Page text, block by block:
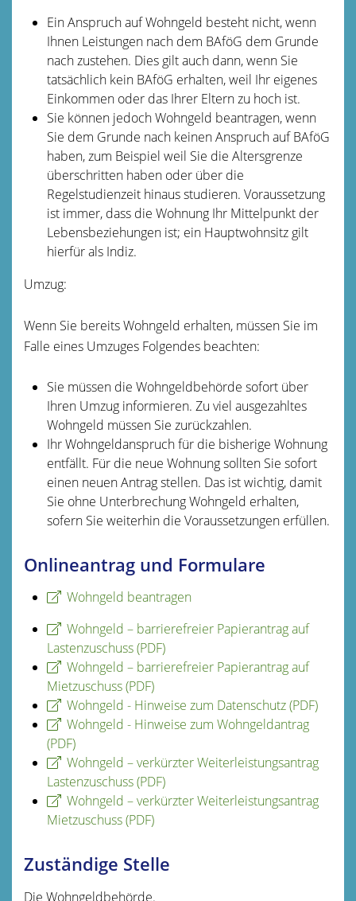
Ein Anspruch auf Wohngeld besteht nicht, wenn
Ihnen Leistungen nach dem BAföG dem Grunde
nach zustehen. Dies gilt auch dann, wenn Sie
tatsächlich kein BAföG erhalten, weil Ihr eigenes
Einkommen oder das Ihrer Eltern zu hoch ist.
Sie können jedoch Wohngeld beantragen, wenn
Sie dem Grunde nach keinen Anspruch auf BAföG
haben, zum Beispiel weil Sie die Altersgrenze
überschritten haben oder über die
Regelstudienzeit hinaus studieren. Voraussetzung
ist immer, dass die Wohnung Ihr Mittelpunkt der
Lebensbeziehungen ist; ein Hauptwohnsitz gilt
hierfür als Indiz.
Umzug:
Wenn Sie bereits Wohngeld erhalten, müssen Sie im
Falle eines Umzuges Folgendes beachten:
Sie müssen die Wohngeldbehörde sofort über
Ihren Umzug informieren. Zu viel ausgezahltes
Wohngeld müssen Sie zurückzahlen.
Ihr Wohngeldanspruch für die bisherige Wohnung
entfällt. Für die neue Wohnung sollten Sie sofort
einen neuen Antrag stellen. Das ist wichtig, damit
Sie ohne Unterbrechung Wohngeld erhalten,
sofern Sie weiterhin die Voraussetzungen erfüllen.
Onlineantrag und Formulare
Wohngeld beantragen
Wohngeld – barrierefreier Papierantrag auf
Lastenzuschuss (PDF)
Wohngeld – barrierefreier Papierantrag auf
Mietzuschuss (PDF)
Wohngeld - Hinweise zum Datenschutz (PDF)
Wohngeld - Hinweise zum Wohngeldantrag
(PDF)
Wohngeld – verkürzter Weiterleistungsantrag
Lastenzuschuss (PDF)
Wohngeld – verkürzter Weiterleistungsantrag
Mietzuschuss (PDF)
Zuständige Stelle
Die Wohngeldbehörde.